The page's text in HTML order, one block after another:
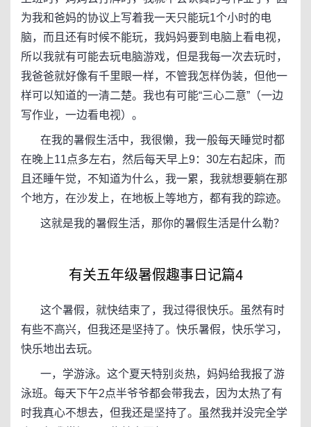
为我和爸妈的协议上写着我一天只能玩1个小时的电
脑，而且还有时候不能玩，我妈妈要到电脑上看电视，
所以我就有可能去玩电脑游戏，但是我每一次去玩时，
我爸爸就好像有千里眼一样，不管我怎样伪装，但他一
样可以知道的一清二楚。我也有可能“三心二意”（一边
写作业，一边看电视）。
在我的暑假生活中，我很懒，我一般每天睡觉时都
在晚上11点多左右，然后每天早上9：30左右起床，而
且还睡午觉，不知道为什么，我一累，我就想要躺在那
个地方，在沙发上，在地板上等地方，都有我的踪迹。
这就是我的暑假生活，那你的暑假生活是什么勒？
有关五年级暑假趣事日记篇4
这个暑假，就快结束了，我过得很快乐。虽然有时
有些不高兴，但我还是坚持了。快乐暑假，快乐学习，
快乐地出去玩。
一，学游泳。这个夏天特别炎热，妈妈给我报了游
泳班。每天下午2点半爷爷都会带我去，因为太热了有
时我真心不想去，但我还是坚持了。虽然我并没完全学